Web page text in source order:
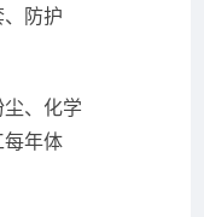
防护
、化学
每年体